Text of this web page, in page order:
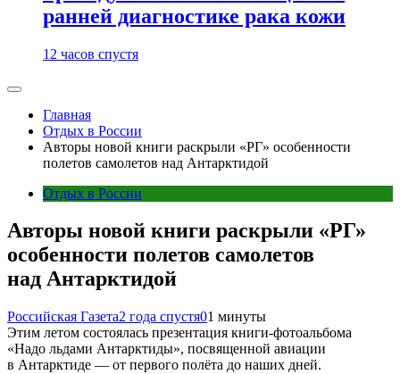
ранней диагностике рака кожи
12 часов спустя
Главная
Отдых в России
Авторы новой книги раскрыли «РГ» особенности
полетов самолетов над Антарктидой
Отдых в России
Авторы новой книги раскрыли «РГ»
особенности полетов самолетов
над Антарктидой
Российская Газета2 года спустя01 минуты
Этим летом состоялась презентация книги-фотоальбома
«Надо льдами Антарктиды», посвященной авиации
в Антарктиде — от первого полёта до наших дней.